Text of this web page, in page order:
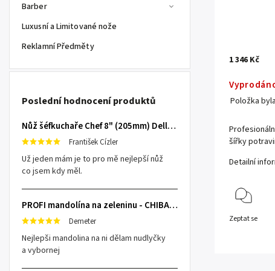
Barber
Luxusní a Limitované nože
Reklamní Předměty
Poslední hodnocení produktů
Nůž šéfkuchaře Chef 8" (205mm) Dellinger TOIVO - Professional Damascus
František Cízler
Už jeden mám je to pro mě nejlepší nůž
co jsem kdy měl.
PROFI mandolína na zeleninu - CHIBA Japan, sengiri slicekun
Demeter
Nejlepši mandolina na ni dělam nudlyčky
a vybornej
1 346 Kč
Položka
šířky
Detailní
Zeptat se